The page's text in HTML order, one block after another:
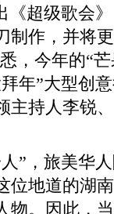
《超级歌会
制作，并将
，今年的“
年”大型创
主持人李锐
，旅美华人
位地道的湖
物。因此，